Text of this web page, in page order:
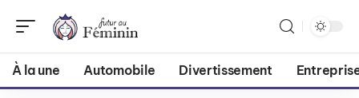
À la une Automobile Divertissement